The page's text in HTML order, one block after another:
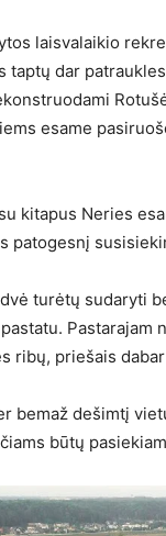
laisvalaikio
taptų dar
esame
kitapus Neries
patogesnį
turėtų sudaryti
Pastarajam
ribų, priešais
bemaž dešimtį
būtų